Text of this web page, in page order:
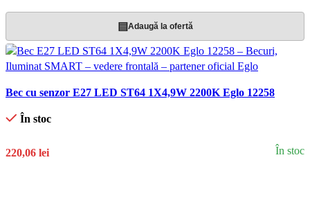
▤Adaugă la ofertă
Bec cu senzor E27 LED ST64 1X4,9W 2200K Eglo 12258
În stoc
220,06 lei În stoc